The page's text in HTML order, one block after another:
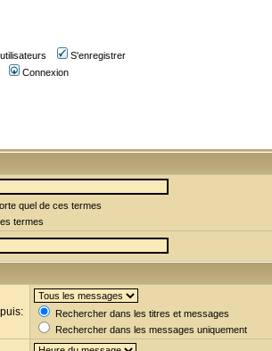
S'enregistrer
Connexion
quel de ces termes
termes
Rechercher dans les titres et messages
Rechercher dans les messages uniquement